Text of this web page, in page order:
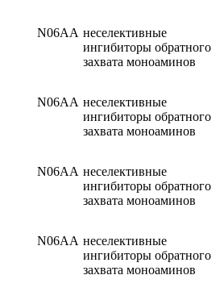
N06AA неселективные
ингибиторы обратного
захвата моноаминов
N06AA неселективные
ингибиторы обратного
захвата моноаминов
N06AA неселективные
ингибиторы обратного
захвата моноаминов
N06AA неселективные
ингибиторы обратного
захвата моноаминов